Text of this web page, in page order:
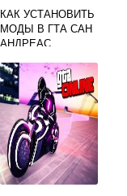
КАК УСТАНОВИТЬ
МОДЫ В ГТА САН
АНДРЕАС